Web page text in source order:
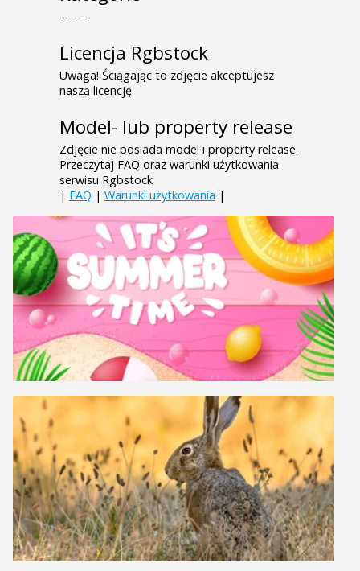
- - - -
Licencja Rgbstock
Uwaga! Ściągając to zdjęcie akceptujesz
naszą licencję
Model- lub property release
Zdjęcie nie posiada model i property release.
Przeczytaj FAQ oraz warunki użytkowania
serwisu Rgbstock
| FAQ | Warunki użytkowania |